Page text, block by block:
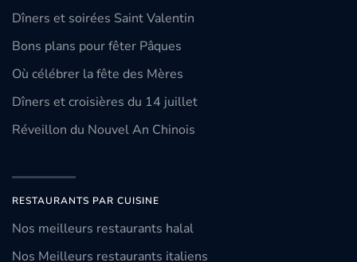
Dîners et soirées Saint Valentin
Bons plans pour fêter Pâques
Où célébrer la fête des Mères
Dîners et croisières du 14 juillet
Réveillon du Nouvel An Chinois
RESTAURANTS PAR CUISINE
Nos meilleurs restaurants halal
Nos Meilleurs restaurants italiens